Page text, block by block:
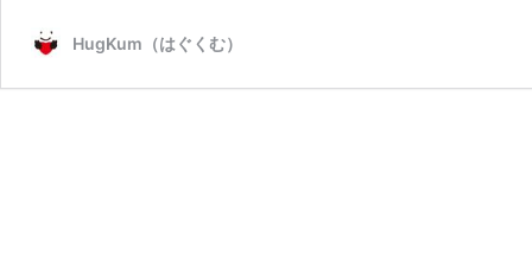
HugKum（はぐくむ）